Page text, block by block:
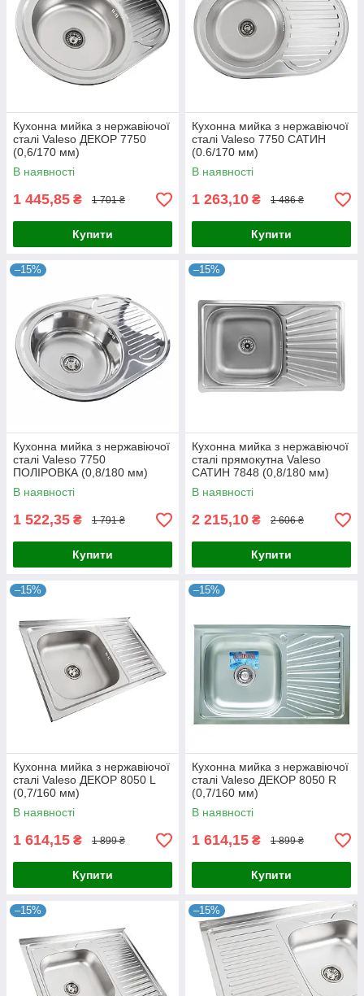
Кухонна мийка з нержавіючої
сталі Valeso ДЕКОР 7750
(0,6/170 мм)
В наявності
1 445,85 ₴ 1 701 ₴
Купити
Кухонна мийка з нержавіючої
сталі Valeso 7750 САТИН
(0.6/170 мм)
В наявності
1 263,10 ₴ 1 486 ₴
Купити
–15%
Кухонна мийка з нержавіючої
сталі Valeso 7750
ПОЛІРОВКА (0,8/180 мм)
В наявності
1 522,35 ₴ 1 791 ₴
Купити
–15%
Кухонна мийка з нержавіючої
сталі прямокутна Valeso
САТИН 7848 (0,8/180 мм)
В наявності
2 215,10 ₴ 2 606 ₴
Купити
–15%
Кухонна мийка з нержавіючої
сталі Valeso ДЕКОР 8050 L
(0,7/160 мм)
В наявності
1 614,15 ₴ 1 899 ₴
Купити
–15%
Кухонна мийка з нержавіючої
сталі Valeso ДЕКОР 8050 R
(0,7/160 мм)
В наявності
1 614,15 ₴ 1 899 ₴
Купити
–15% –15%